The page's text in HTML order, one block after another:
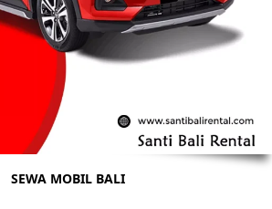
SEWA MOBIL BALI